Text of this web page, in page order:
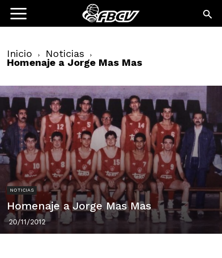
Inicio Noticias
Homenaje a Jorge Mas Mas
NOTICIAS
Homenaje a Jorge Mas Mas
20/11/2012